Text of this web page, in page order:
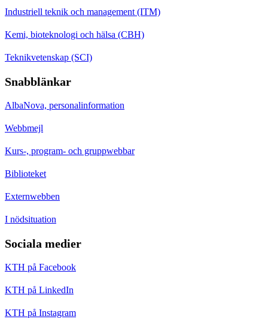
Industriell teknik och management (ITM)
Kemi, bioteknologi och hälsa (CBH)
Teknikvetenskap (SCI)
Snabblänkar
AlbaNova, personalinformation
Webbmejl
Kurs-, program- och gruppwebbar
Biblioteket
Externwebben
I nödsituation
Sociala medier
KTH på Facebook
KTH på LinkedIn
KTH på Instagram